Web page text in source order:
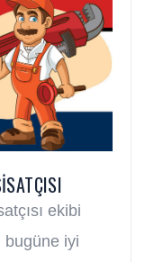
ekibi
bugüne iyi